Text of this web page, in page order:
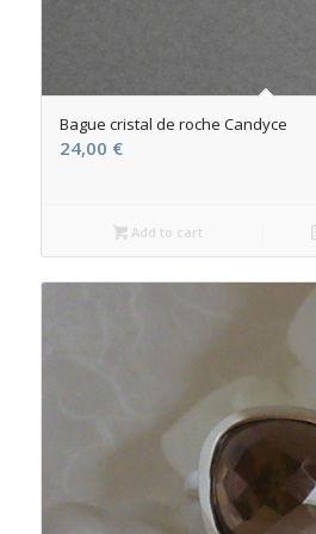
Bague cristal de roche Candyce
24,00 €
Add to cart